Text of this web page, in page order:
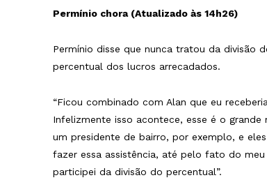
Permínio chora (Atualizado às 14h26)
Permínio disse que nunca tratou da divisão
percentual dos lucros arrecadados.
“Ficou combinado com Alan que eu
Infelizmente isso acontece, esse é o
um presidente de bairro, por exemplo, e
fazer essa assistência, até pelo fato do
participei da divisão do percentual”.